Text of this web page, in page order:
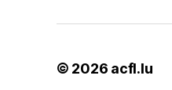
© 2026 acfl.lu